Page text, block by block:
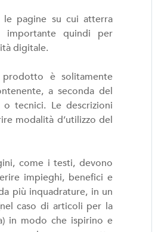
pagine su cui atterra
quindi per
digitale.
prodotto è solitamente
a seconda del
tecnici. Le descrizioni
modalità d’utilizzo del
come i testi, devono
impieghi, benefici e
più inquadrature, in un
caso di articoli per la
in modo che ispirino e